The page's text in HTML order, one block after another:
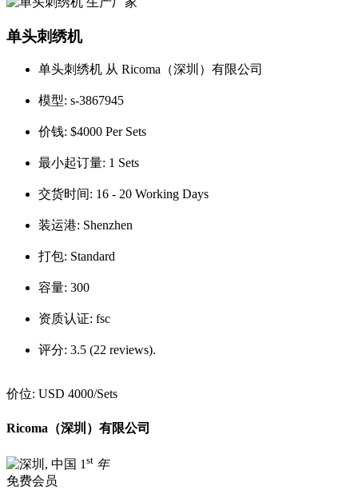
单头刺绣机
单头刺绣机 从 Ricoma（深圳）有限公司
模型: s-3867945
价钱: $4000 Per Sets
最小起订量: 1 Sets
交货时间: 16 - 20 Working Days
装运港: Shenzhen
打包: Standard
容量: 300
资质认证: fsc
评分: 3.5 (22 reviews).
价位: USD 4000/Sets
Ricoma（深圳）有限公司
1 st 年
免费会员